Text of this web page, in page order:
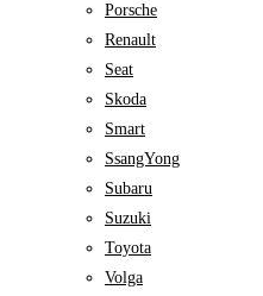
Porsche
Renault
Seat
Skoda
Smart
SsangYong
Subaru
Suzuki
Toyota
Volga